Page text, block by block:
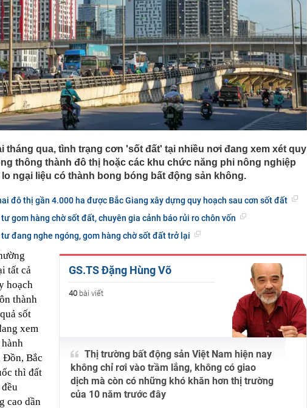
Chính phủ đề xuất hơn 288 nghìn tỷ làm đường Vành đai 5 - Vùng Thủ
đô qua 7 địa phương
7 câu hỏi nên tự trả lời trước khi mua vàng
Thống nhất làm đường hầm Tam Đảo gần 5.800 tỷ đồng
Bên trong công trường dự án nâng cấp sân bay Cà Mau
tháng qua, tình trạng cơn 'sốt đất' tại nhiều nơi đang xem xét quy
thông thành đô thị hoặc các khu chức năng phi nông nghiệp
ngại liệu có thành bong bóng bất động sản không.
đô thị gần 4.000 ha được Bắc Giang xây dựng quy hoạch sau cơn sốt đất
gom hàng chờ sốt đất, chuyên gia cảnh báo rủi ro chôn vốn
đang nghe ngóng, gom hàng chờ sốt đất trở lại
GS.TS Đặng Hùng Võ
40 bài viết
Thị trường bất động sản Việt Nam hiện nay
không chỉ rơi vào trầm lắng, không có giao
dịch mà còn có những khó khăn hơn thị trường
của 10 năm trước đây
tất cả
hoạch
thành
sốt
xem
Đồn, Bắc
thì đất
cao dần